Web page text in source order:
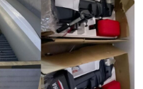
حوادث
دولية
المرأة